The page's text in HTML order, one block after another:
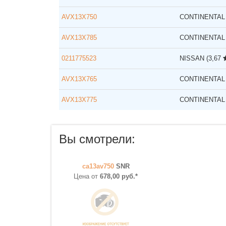
AVX13X750 CONTINENTAL
AVX13X785 CONTINENTAL
0211775523 NISSAN (3,67
AVX13X765 CONTINENTAL
AVX13X775 CONTINENTAL
Вы смотрели:
ca13av750 SNR
Цена от 678,00 руб.*